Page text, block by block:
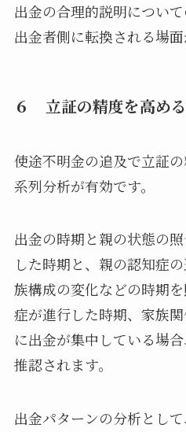
出金の合理的説明につい
出金者側に転換される場面
６ 立証の精度を高め
使途不明金の追及で立証
系列分析が有効です。
出金の時期と親の状態の
した時期と、親の認知症
族構成の変化などの時期
症が進行した時期、家族
に出金が集中している場
推認されます。
出金パターンの分析とし